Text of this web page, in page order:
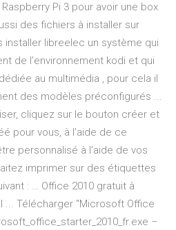
Pi 3 pour avoir une box
des fichiers à installer sur
installer libreelec un système qui
de l’environnement kodi et qui
au multimédia , pour cela il
des modèles préconfigurés ...
cliquez sur le bouton créer et
pour vous, à l’aide de ce
personnalisé à l’aide de vos
imprimer sur des étiquettes
: … Office 2010 gratuit à
Télécharger “Microsoft Office
–